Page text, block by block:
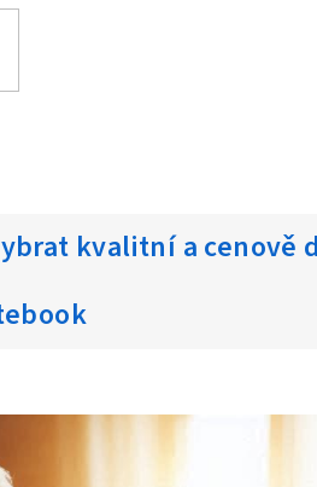
kvalitní a cenově